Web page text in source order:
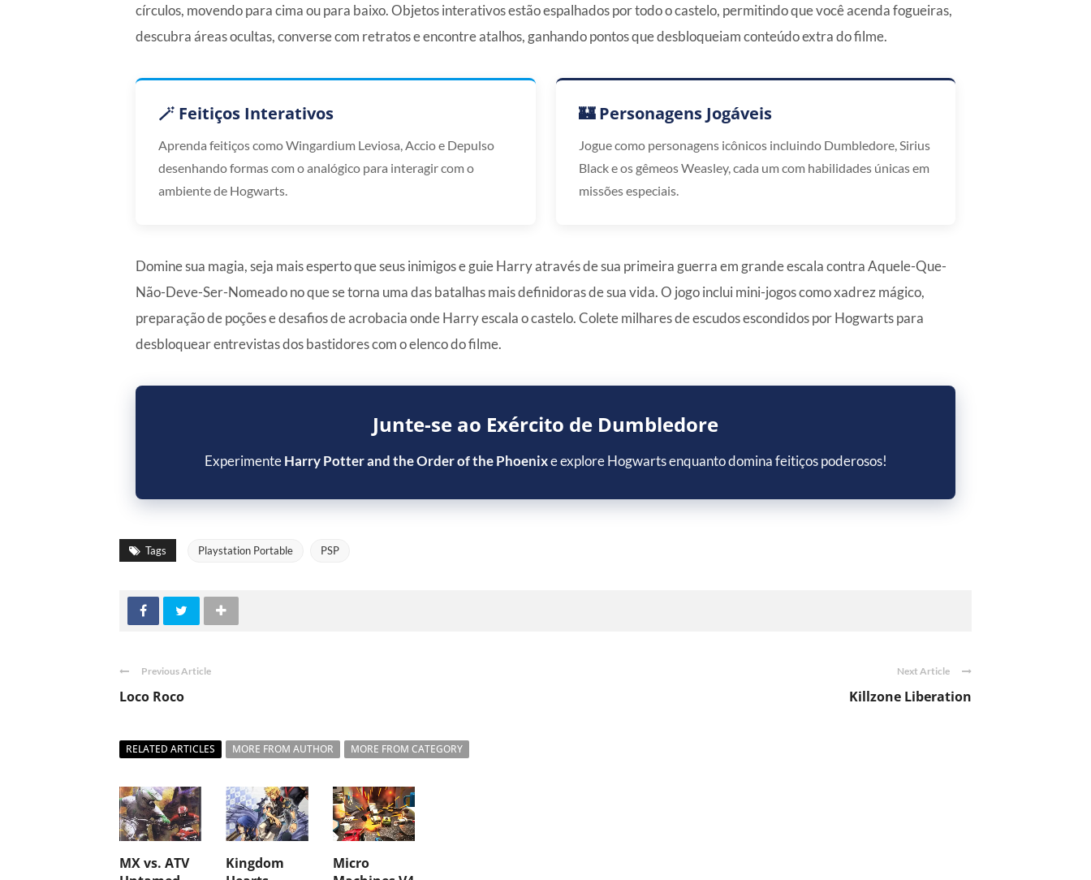
círculos, movendo para cima ou para baixo. Objetos interativos estão espalhados por todo o castelo, permitindo que você acenda fogueiras,
descubra áreas ocultas, converse com retratos e encontre atalhos, ganhando pontos que desbloqueiam conteúdo extra do filme.
🪄 Feitiços Interativos
Aprenda feitiços como Wingardium Leviosa, Accio e Depulso
desenhando formas com o analógico para interagir com o
ambiente de Hogwarts.
🏰 Personagens Jogáveis
Jogue como personagens icônicos incluindo Dumbledore, Sirius
Black e os gêmeos Weasley, cada um com habilidades únicas em
missões especiais.
Domine sua magia, seja mais esperto que seus inimigos e guie Harry através de sua primeira guerra em grande escala contra Aquele-Que-
Não-Deve-Ser-Nomeado no que se torna uma das batalhas mais definidoras de sua vida. O jogo inclui mini-jogos como xadrez mágico,
preparação de poções e desafios de acrobacia onde Harry escala o castelo. Colete milhares de escudos escondidos por Hogwarts para
desbloquear entrevistas dos bastidores com o elenco do filme.
Junte-se ao Exército de Dumbledore
ExperimenteHarry Potter and the Order of the Phoenixe explore Hogwarts enquanto domina feitiços poderosos!
Tags Playstation Portable PSP
Previous Article
Loco Roco
Next Article
Killzone Liberation
RELATED ARTICLES MORE FROM AUTHOR MORE FROM CATEGORY
MX vs. ATV
Kingdom
Micro